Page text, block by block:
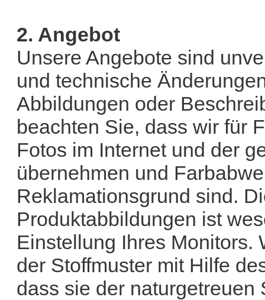
2. Angebot
Unsere Angebote sind
und technische
Abbildungen oder
beachten Sie, dass wir für
Fotos im Internet und der
übernehmen und
Reklamationsgrund sind.
Produktabbildungen ist
Einstellung Ihres Monitors.
der Stoffmuster mit Hilfe
dass sie der naturgetreuen